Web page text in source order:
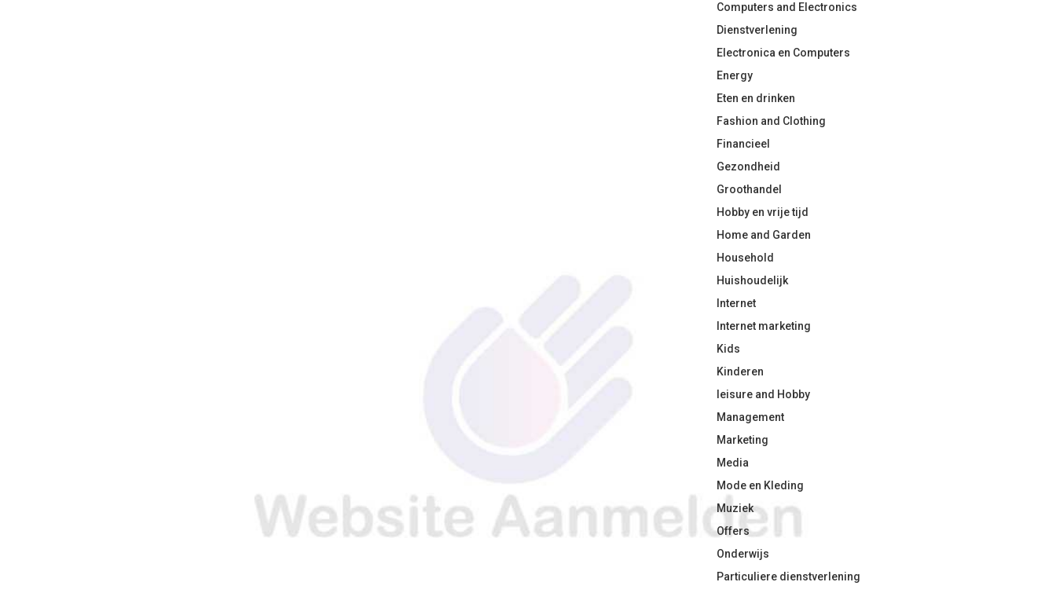
Computers and Electronics
Dienstverlening
Electronica en Computers
Energy
Eten en drinken
Fashion and Clothing
Financieel
Gezondheid
Groothandel
Hobby en vrije tijd
Home and Garden
Household
Huishoudelijk
Internet
Internet marketing
Kids
Kinderen
leisure and Hobby
Management
Marketing
Media
Mode en Kleding
Muziek
Offers
Onderwijs
Particuliere dienstverlening